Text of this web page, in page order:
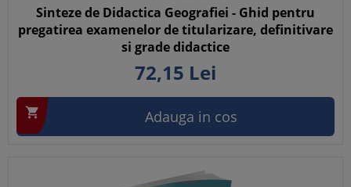
Sinteze de Didactica Geografiei - Ghid pentru
pregatirea examenelor de titularizare, definitivare
si grade didactice
72,15 Lei
 Adauga in cos